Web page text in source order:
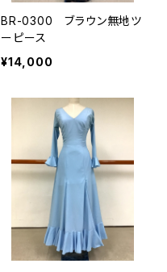
BR-0300 ブラウン無地ツ
ーピース
¥14,000